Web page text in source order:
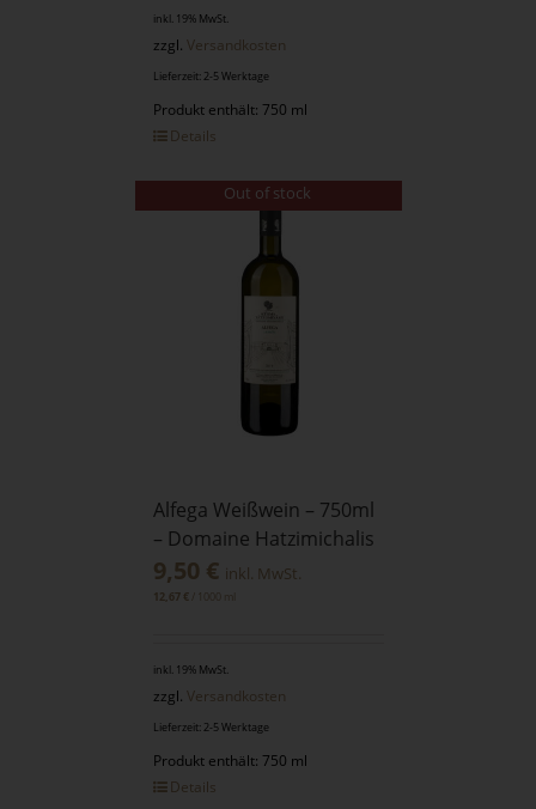
inkl. 19% MwSt.
zzgl. Versandkosten
Lieferzeit: 2-5 Werktage
Produkt enthält: 750 ml
Details
Out of stock
Alfega Weißwein – 750ml
– Domaine Hatzimichalis
9,50 € inkl. MwSt.
12,67 €/ 1000
inkl. 19% MwSt.
zzgl. Versandkosten
Lieferzeit: 2-5 Werktage
Produkt enthält: 750 ml
Details